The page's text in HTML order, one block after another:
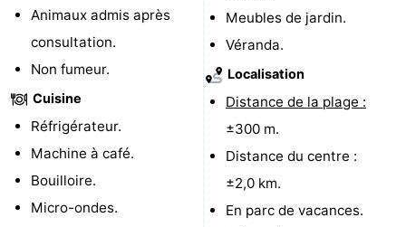
Observation
des
phoques
Boire
et
Événements
Pratiques
Forum
Animaux admis après
consultation.
Non fumeur.
Cuisine
Réfrigérateur.
Machine à café.
Bouilloire.
Micro-ondes.
Meubles de jardin.
Véranda.
Localisation
Distance de la plage :
±300 m.
Distance du centre :
±2,0 km.
En parc de vacances.